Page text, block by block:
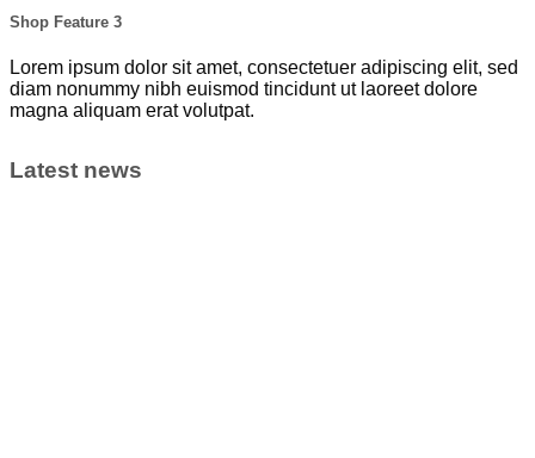
Shop Feature 3
Lorem ipsum dolor sit amet, consectetuer adipiscing elit, sed
diam nonummy nibh euismod tincidunt ut laoreet dolore
magna aliquam erat volutpat.
Latest news